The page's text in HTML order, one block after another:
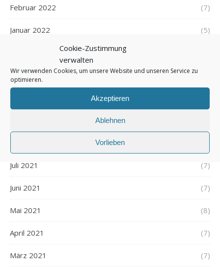
Cookie-Zustimmung
verwalten
Wir verwenden Cookies, um unsere Website und unseren Service zu
optimieren.
Akzeptieren
Ablehnen
Vorlieben
Februar 2022 (7)
Januar 2022 (5)
Dezember 2021
November 2021
Juli 2021 (7)
Juni 2021 (7)
Mai 2021 (8)
April 2021 (7)
März 2021 (7)